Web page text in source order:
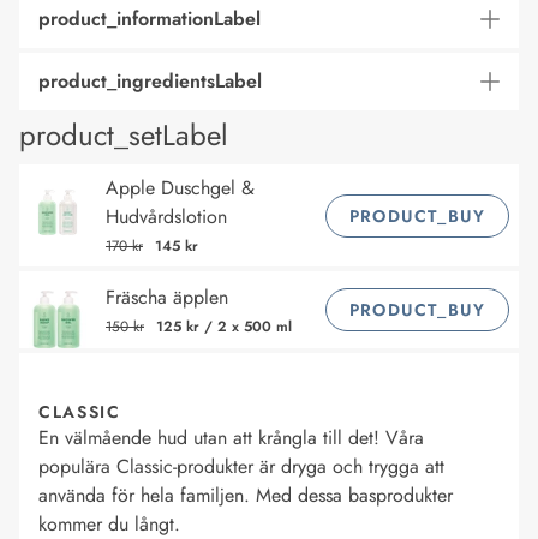
product_informationLabel
product_ingredientsLabel
product_setLabel
Apple Duschgel &
Hudvårdslotion
170 kr 145 kr
PRODUCT_BUY
Fräscha äpplen
150 kr 125 kr / 2 x 500 ml
PRODUCT_BUY
CLASSIC
En välmående hud utan att krångla till det! Våra
populära Classic-produkter är dryga och trygga att
använda för hela familjen. Med dessa basprodukter
kommer du långt.